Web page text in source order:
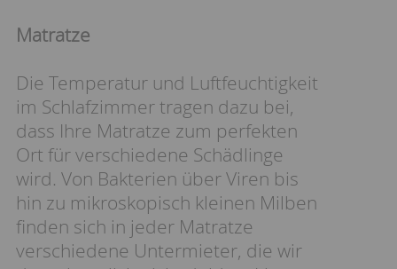
Matratze
Die Temperatur und Luftfeuchtigkeit
im Schlafzimmer tragen dazu bei,
dass Ihre Matratze zum perfekten
Ort für verschiedene Schädlinge
wird. Von Bakterien über Viren bis
hin zu mikroskopisch kleinen Milben
finden sich in jeder Matratze
verschiedene Untermieter, die wir